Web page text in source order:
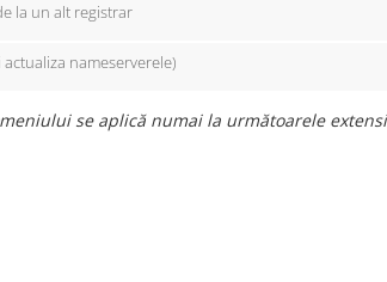
la un alt registrar
nameserverele)
se aplică numai la următoarele